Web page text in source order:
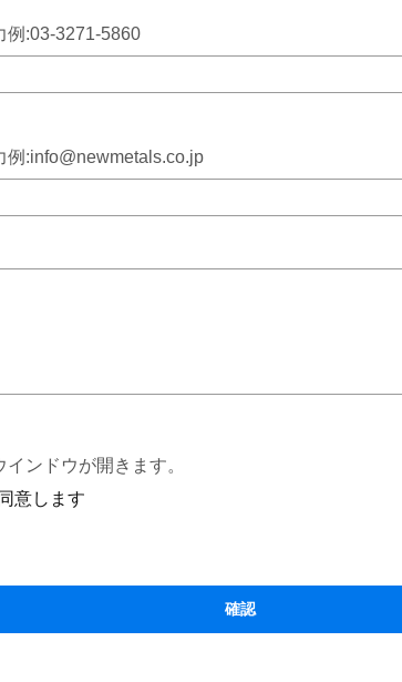
例:03-3271-5860
例:info@newmetals.co.jp
インドウが開きます。
同意します